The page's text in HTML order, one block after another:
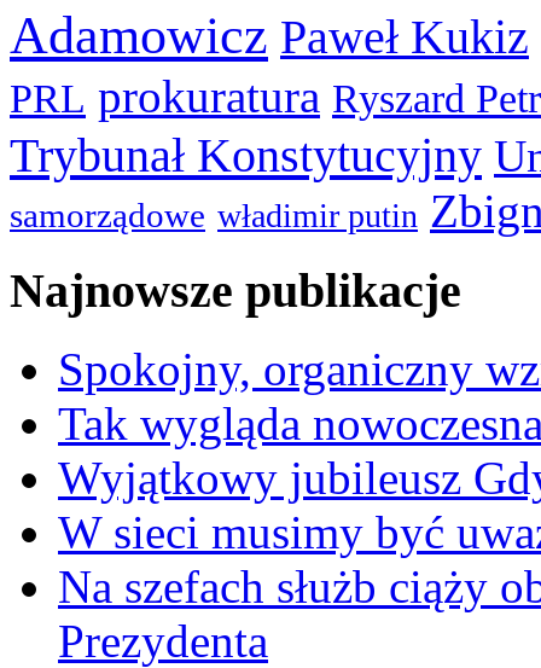
Adamowicz Paweł Kukiz
PRL prokuratura Ryszard
Trybunał Konstytucyjny
samorządowe władimir putin
Najnowsze publikacje
Spokojny, organiczny
Tak wygląda
Wyjątkowy jubileusz
W sieci musimy być
Na szefach służb ciąży
Prezydenta